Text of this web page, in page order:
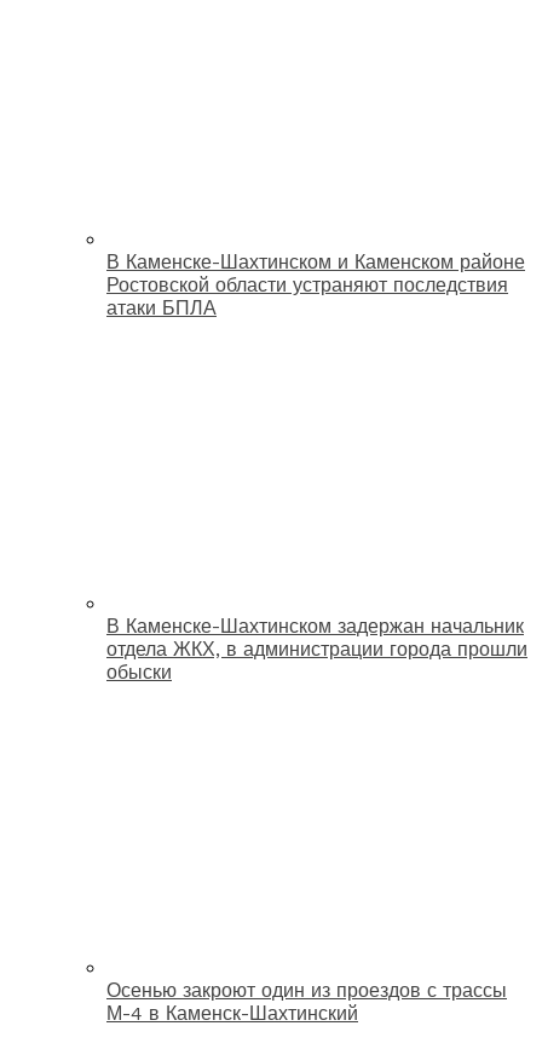
В Каменске-Шахтинском и Каменском районе
Ростовской области устраняют последствия
атаки БПЛА
В Каменске-Шахтинском задержан начальник
отдела ЖКХ, в администрации города прошли
обыски
Осенью закроют один из проездов с трассы
М-4 в Каменск-Шахтинский